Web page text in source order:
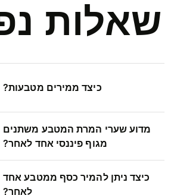
שאלות
כיצד ממירים מטבעות?
מדוע שערי המרת המטבע משתנים
מגוף פיננסי אחד לאחר?
כיצד ניתן להמיר כסף ממטבע אחד
לאחר?